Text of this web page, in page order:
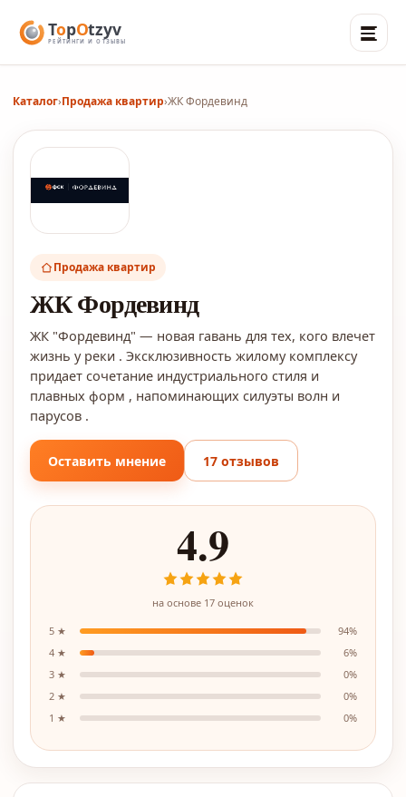
Каталог›Продажа квартир›ЖК Фордевинд
Продажа квартир
ЖК Фордевинд
ЖК "Фордевинд" — новая гавань для тех, кого влечет
жизнь у реки . Эксклюзивность жилому комплексу
придает сочетание индустриального стиля и
плавных форм , напоминающих силуэты волн и
парусов .
Оставить мнение 17 отзывов
4.9
на основе 17 оценок
5 ★ 94%
4 ★ 6%
3 ★ 0%
2 ★ 0%
1 ★ 0%